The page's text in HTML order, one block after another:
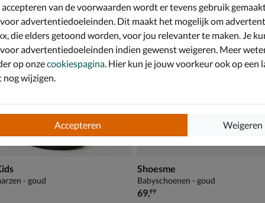
- goud
Shoesme
Babyschoenen - goud
€ 69,99
69,99
van de voorwaarden wordt er tevens gebruik
advertentiedoeleinden. Dit maakt het mogelijk om
die elders getoond worden, voor jou relevanter te maken. Je
advertentiedoeleinden indien gewenst weigeren. Meer
op onzecookiespagina . Hier kun je jouw voorkeur ook op een
wijzigen.
Accepteren Weigeren